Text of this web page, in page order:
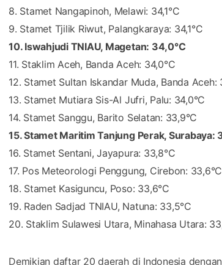
8. Stamet Nangapinoh, Melawi: 34,1°C
9. Stamet Tjilik Riwut, Palangkaraya: 34,1°C
10. Iswahjudi TNIAU, Magetan: 34,0°C
11. Staklim Aceh, Banda Aceh: 34,0°C
12. Stamet Sultan Iskandar Muda, Banda Aceh:
13. Stamet Mutiara Sis-Al Jufri, Palu: 34,0°C
14. Stamet Sanggu, Barito Selatan: 33,9°C
15. Stamet Maritim Tanjung Perak, Surabaya:
16. Stamet Sentani, Jayapura: 33,8°C
17. Pos Meteorologi Penggung, Cirebon: 33,6°C
18. Stamet Kasiguncu, Poso: 33,6°C
19. Raden Sadjad TNIAU, Natuna: 33,5°C
20. Staklim Sulawesi Utara, Minahasa Utara:
Demikian daftar 20 daerah di Indonesia